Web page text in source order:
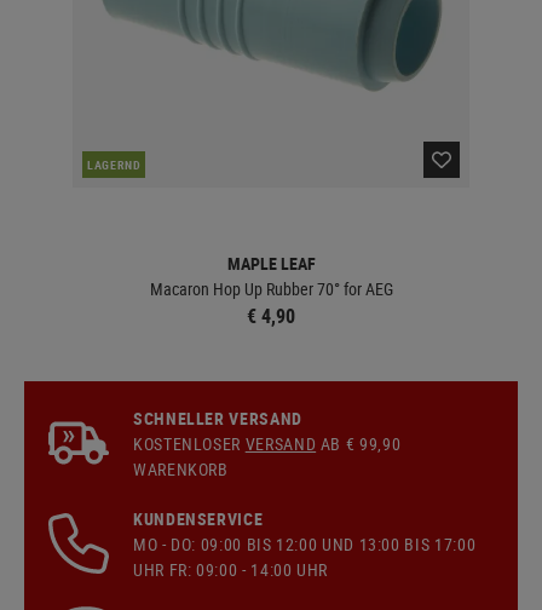
LAGERND
MAPLE LEAF
Macaron Hop Up Rubber 70° for AEG
€ 4,90
SCHNELLER VERSAND
KOSTENLOSER VERSAND AB € 99,90
WARENKORB
KUNDENSERVICE
MO - DO: 09:00 BIS 12:00 UND 13:00 BIS 17:00
UHR FR: 09:00 - 14:00 UHR